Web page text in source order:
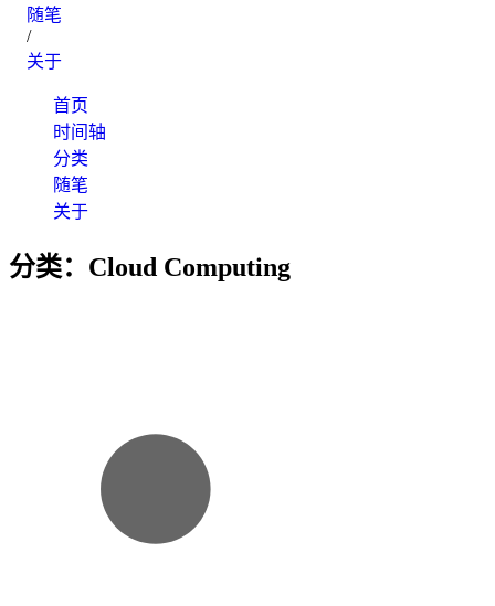
随笔
/
关于
首页
时间轴
分类
随笔
关于
分类：Cloud Computing